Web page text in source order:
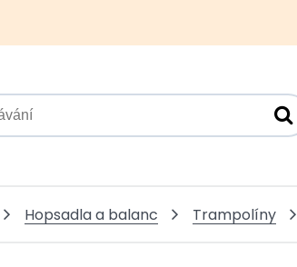
Hopsadla a balanc Trampolíny